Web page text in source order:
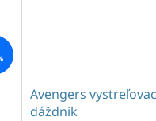
Avengers
dáždnik